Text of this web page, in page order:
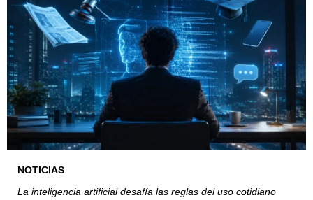
NOTICIAS
La inteligencia artificial desafía las reglas del uso cotidiano